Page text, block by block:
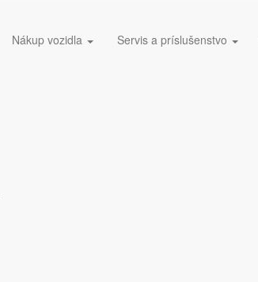
Nákup vozidla Servis a príslušenstvo